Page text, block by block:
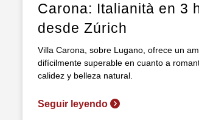
Carona: Italianità en 3
desde Zúrich
Villa Carona, sobre Lugano, ofrece un
difícilmente superable en cuanto a
calidez y belleza natural.
Seguir leyendo